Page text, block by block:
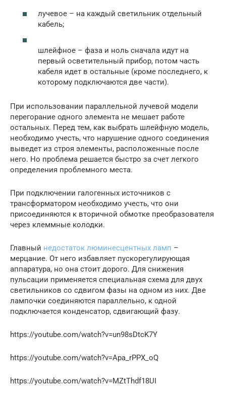
лучевое – на каждый светильник отдельный
кабель;
шлейфное – фаза и ноль сначала идут на
первый осветительный прибор, потом часть
кабеля идет в остальные (кроме последнего, к
которому подключаются две части).
При использовании параллельной лучевой модели
перегорание одного элемента не мешает работе
остальных. Перед тем, как выбрать шлейфную модель,
необходимо учесть, что нарушение одного соединения
выведет из строя элементы, расположенные после
него. Но проблема решается быстро за счет легкого
определения проблемного места.
При подключении галогенных источников с
трансформатором необходимо учесть, что они
присоединяются к вторичной обмотке преобразователя
через клеммные колодки.
Главный недостаток люминесцентных ламп –
мерцание. От него избавляет пускорегулирующая
аппаратура, но она стоит дорого. Для снижения
пульсации применяется специальная схема для двух
светильников со сдвигом фазы на одном из них. Две
лампочки соединяются параллельно, к одной
подключается конденсатор, сдвигающий фазу.
https://youtube.com/watch?v=un98sDtcK7Y
https://youtube.com/watch?v=Apa_rPPX_oQ
https://youtube.com/watch?v=MZtThdf18UI